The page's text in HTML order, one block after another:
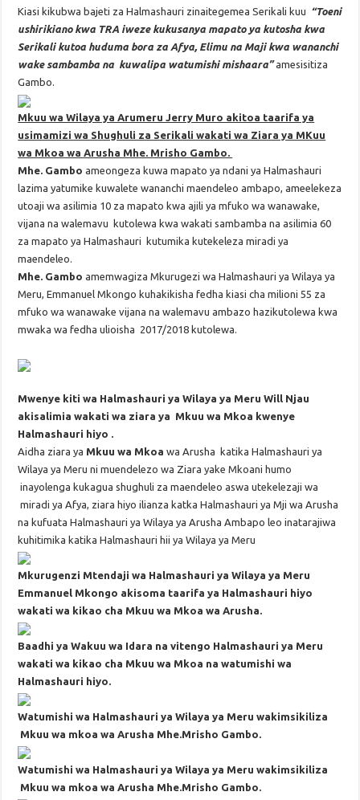
Kiasi kikubwa bajeti za Halmashauri zinaitegemea Serikali kuu “Toeni
ushirikiano kwa TRA iweze kukusanya mapato ya kutosha kwa
Serikali kutoa huduma bora za Afya, Elimu na Maji kwa wananchi
wake sambamba na kuwalipa watumishi mishaara”amesisitiza
Gambo.
Mkuu wa Wilaya ya Arumeru Jerry Muro akitoa taarifa ya
usimamizi wa Shughuli za Serikali wakati wa Ziara ya MKuu
wa Mkoa wa Arusha Mhe. Mrisho Gambo.
Mhe. Gambo ameongeza kuwa mapato ya ndani ya Halmashauri
lazima yatumike kuwalete wananchi maendeleo ambapo, ameelekeza
utoaji wa asilimia 10 za mapato kwa ajili ya mfuko wa wanawake,
vijana na walemavu kutolewa kwa wakati sambamba na asilimia 60
za mapato ya Halmashauri kutumika kutekeleza miradi ya
maendeleo.
Mhe. Gambo amemwagiza Mkurugezi wa Halmashauri ya Wilaya ya
Meru, Emmanuel Mkongo kuhakikisha fedha kiasi cha milioni 55 za
mfuko wa wanawake vijana na walemavu ambazo hazikutolewa kwa
mwaka wa fedha ulioisha 2017/2018 kutolewa.
Mwenye kiti wa Halmashauri ya Wilaya ya Meru Will Njau
akisalimia wakati wa ziara ya Mkuu wa Mkoa kwenye
Halmashauri hiyo .
Aidha ziara ya Mkuu wa Mkoa wa Arusha katika Halmashauri ya
Wilaya ya Meru ni muendelezo wa Ziara yake Mkoani humo
inayolenga kukagua shughuli za maendeleo aswa utekelezaji wa
miradi ya Afya, ziara hiyo ilianza katka Halmashauri ya Mji wa Arusha
na kufuata Halmashauri ya Wilaya ya Arusha Ambapo leo inatarajiwa
kuhitimika katika Halmashauri hii ya Wilaya ya Meru
Mkurugenzi Mtendaji wa Halmashauri ya Wilaya ya Meru
Emmanuel Mkongo akisoma taarifa ya Halmashauri hiyo
wakati wa kikao cha Mkuu wa Mkoa wa Arusha.
Baadhi ya Wakuu wa Idara na vitengo Halmashauri ya Meru
wakati wa kikao cha Mkuu wa Mkoa na watumishi wa
Halmashauri hiyo.
Watumishi wa Halmashauri ya Wilaya ya Meru wakimsikiliza
Mkuu wa mkoa wa Arusha Mhe.Mrisho Gambo.
Watumishi wa Halmashauri ya Wilaya ya Meru wakimsikiliza
Mkuu wa mkoa wa Arusha Mhe.Mrisho Gambo.